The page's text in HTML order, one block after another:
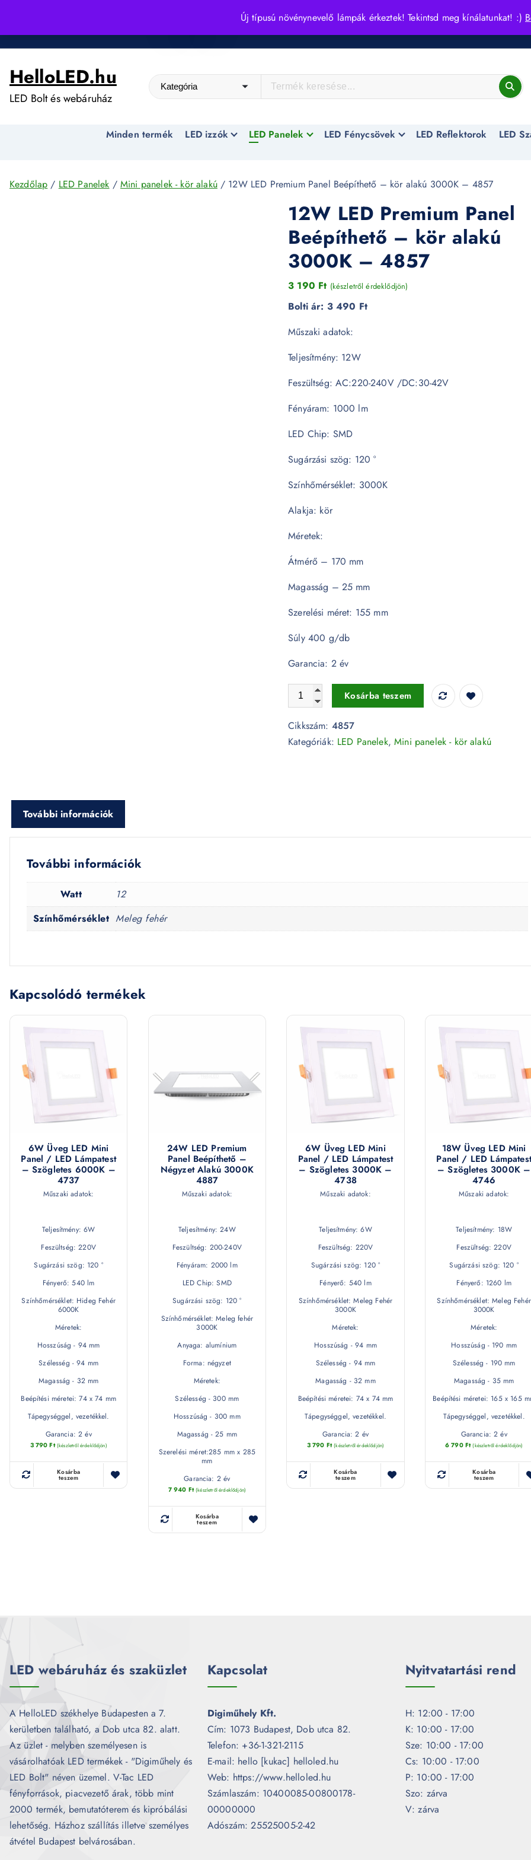
Új típusú növénynevelő lámpák érkeztek! Tekintsd meg kínálatunkat! :)
i
HelloLED.hu
LED Bolt és webáruház
Minden termék LED izzók LED Panelek LED Fénycsövek LED Reflektorok LED
Kezdőlap / LED Panelek /Mini panelek - kör alakú/ 12W LED Premium Panel Beépíthető – kör alakú 3000K – 4857
12W LED Premium Panel
Beépíthető – kör alakú
3000K – 4857
3 190 Ft (készletről érdeklődjön)
Bolti ár: 3 490 Ft
Műszaki adatok:
Teljesítmény: 12W
Feszültség: AC:220-240V /DC:30-42V
Fényáram: 1000 lm
LED Chip: SMD
Sugárzási szög: 120 °
Színhőmérséklet: 3000K
Alakja: kör
Méretek:
Átmérő – 170 mm
Magasság – 25 mm
Szerelési méret: 155 mm
Súly 400 g/db
Garancia: 2 év
12W LED Premium Panel Beépíthető - kör alakú 3000K -
Kosárba teszem
Cikkszám: 4857
Kategóriák: LED Panelek,Mini panelek - kör alakú
További információk
További információk
Watt
12
Színhőmérséklet Meleg fehér
Kapcsolódó termékek
6W Üveg LED Mini
Panel / LED Lámpatest
– Szögletes 6000K –
4737
Műszaki adatok:
Teljesítmény: 6W
Feszültség: 220V
Sugárzási szög: 120 °
Fényerő: 540 lm
Színhőmérséklet: Hideg Fehér
6000K
Méretek:
Hosszúság - 94 mm
Szélesség - 94 mm
Magasság - 32 mm
Beépítési méretei: 74 x 74 mm
Tápegységgel, vezetékkel.
Garancia: 2 év
3 790Ft (készletről érdeklődjön)
Kosárba
teszem
24W LED Premium
Panel Beépíthető –
Négyzet Alakú 3000K
4887
Műszaki adatok:
Teljesítmény: 24W
Feszültség: 200-240V
Fényáram: 2000 lm
LED Chip: SMD
Sugárzási szög: 120 °
Színhőmérséklet: Meleg fehér
3000K
Anyaga: alumínium
Forma: négyzet
Méretek:
Szélesség - 300 mm
Hosszúság - 300 mm
Magasság - 25 mm
Szerelési méret:285 mm x 285
mm
Garancia: 2 év
7 940 Ft (készletről érdeklődjön)
Kosárba
teszem
6W Üveg LED Mini
Panel / LED Lámpatest
– Szögletes 3000K –
4738
Műszaki adatok:
Teljesítmény: 6W
Feszültség: 220V
Sugárzási szög: 120 °
Fényerő: 540 lm
Színhőmérséklet: Meleg Fehér
3000K
Méretek:
Hosszúság - 94 mm
Szélesség - 94 mm
Magasság - 32 mm
Beépítési méretei: 74 x 74 mm
Tápegységgel, vezetékkel.
Garancia: 2 év
3 790 Ft (készletről érdeklődjön)
Kosárba
teszem
18W Üveg LED Mini
Panel / LED Lámpatest
– Szögletes 3000K –
4746
Műszaki adatok:
Teljesítmény: 18W
Feszültség: 220V
Sugárzási szög: 120 °
Fényerő: 1260 lm
Színhőmérséklet: Meleg Fehér
3000K
Méretek:
Hosszúság - 190 mm
Szélesség - 190 mm
Magasság - 35 mm
Beépítési méretei: 165 x 165
Tápegységgel, vezetékkel.
Garancia: 2 év
6 790 Ft (készletről érdeklődjön)
Kosárba
teszem
LED webáruház és szaküzlet
A HelloLED székhelye Budapesten a 7.
kerületben található, a Dob utca 82. alatt.
Az üzlet - melyben személyesen is
vásárolhatóak LED termékek - "Digiműhely és
LED Bolt" néven üzemel. V-Tac LED
fényforrások, piacvezető árak, több mint
2000 termék, bemutatóterem és kipróbálási
lehetőség. Házhoz szállítás illetve személyes
átvétel Budapest belvárosában.
Kapcsolat
Digiműhely Kft.
Cím: 1073 Budapest, Dob utca 82.
Telefon: +36-1-321-2115
E-mail: hello [kukac] helloled.hu
Web: https://www.helloled.hu
Számlaszám: 10400085-00800178-
00000000
Adószám: 25525005-2-42
Nyitvatartási rend
H: 12:00 - 17:00
K: 10:00 - 17:00
Sze: 10:00 - 17:00
Cs: 10:00 - 17:00
P: 10:00 - 17:00
Szo: zárva
V: zárva